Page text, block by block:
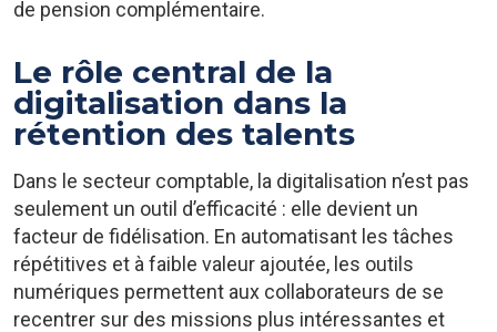
de pension complémentaire.
Le rôle central de la
digitalisation dans la
rétention des talents
Dans le secteur comptable, la digitalisation n’est pas
seulement un outil d’efficacité : elle devient un
facteur de fidélisation. En automatisant les tâches
répétitives et à faible valeur ajoutée, les outils
numériques permettent aux collaborateurs de se
recentrer sur des missions plus intéressantes et